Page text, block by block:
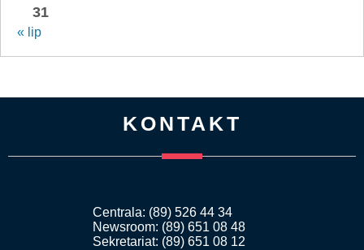
31
« lip
KONTAKT
Centrala: (89) 526 44 34
Newsroom: (89) 651 08 48
Sekretariat: (89) 651 08 12